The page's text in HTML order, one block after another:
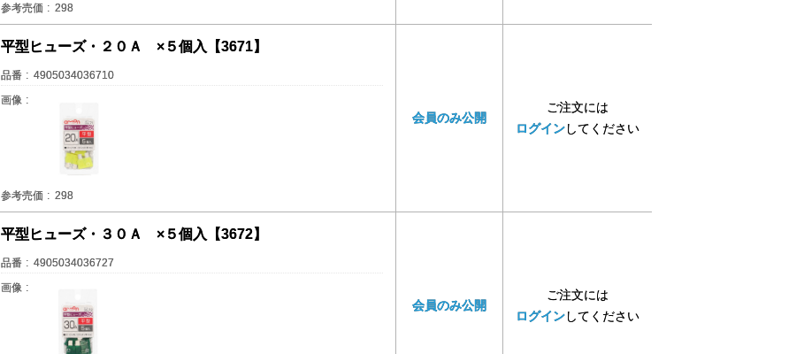
参考売価 298
平型ヒューズ・２０Ａ ×５個入【3671】
品番 4905034036710
画像
参考売価 298
会員のみ公開
ご注文には
ログインしてください
平型ヒューズ・３０Ａ ×５個入【3672】
品番 4905034036727
画像
会員のみ公開
ご注文には
ログインしてください